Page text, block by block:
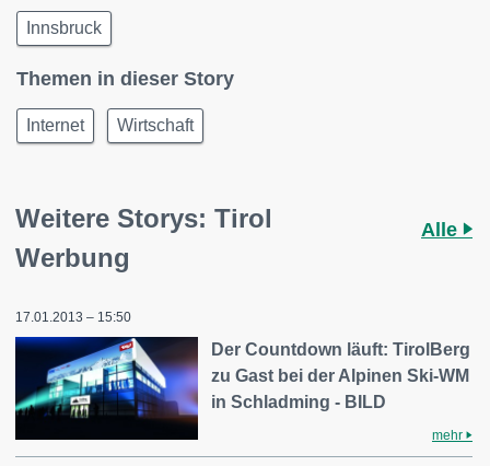
Innsbruck
Themen in dieser Story
Internet Wirtschaft
Weitere Storys: Tirol
Werbung
Alle
17.01.2013 – 15:50
Der Countdown läuft: TirolBerg
zu Gast bei der Alpinen Ski-WM
in Schladming - BILD
mehr